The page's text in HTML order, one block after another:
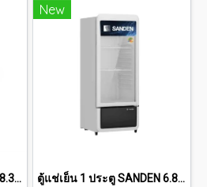
ตู้แช่เย็น 1 ประตู SANDEN 8.3 คิว [SPC-0270]
New
ตู้แช่เย็น 1 ประตู SANDEN 6.8 คิว [SPC-0250]